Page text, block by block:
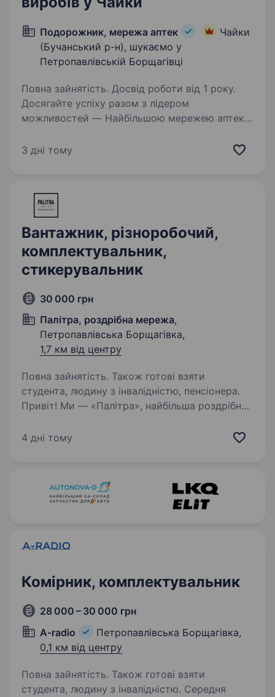
Подорожник, мережа аптек
Чайки
(Бучанський р-н), шукаємо у
Петропавлівській Борщагівці
Повна зайнятість. Досвід роботи від 1 року.
Досягайте успіху разом з лідером
можливостей — Найбільшою мережею аптек
штату шукаємо кандидатів на посаду
3 дні тому
Вантажник, різноробочий,
комплектувальник,
стикерувальник
30 000 грн
Палітра, роздрібна мережа,
Петропавлівська Борщагівка,
1,7 км від центру
Повна зайнятість. Також готові взяти
студента, людину з інвалідністю, пенсіонера.
Привіт! Ми — «Палітра», найбільша роздрібна
вже понад 27 років допомагає людям
4 дні тому
Комірник, комплектувальник
28 000 – 30 000 грн
A-radio
Петропавлівська Борщагівка,
0,1 км від центру
Повна зайнятість. Також готові взяти
студента, людину з інвалідністю. Середня